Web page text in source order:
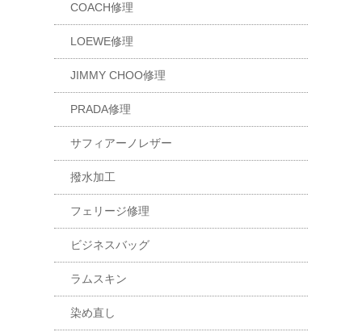
COACH修理
LOEWE修理
JIMMY CHOO修理
PRADA修理
サフィアーノレザー
撥水加工
フェリージ修理
ビジネスバッグ
ラムスキン
染め直し